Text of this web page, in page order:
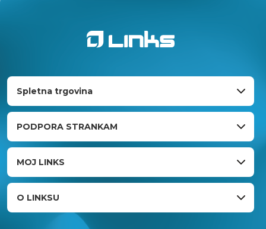
Spletna trgovina
PODPORA STRANKAM
MOJ LINKS
O LINKSU